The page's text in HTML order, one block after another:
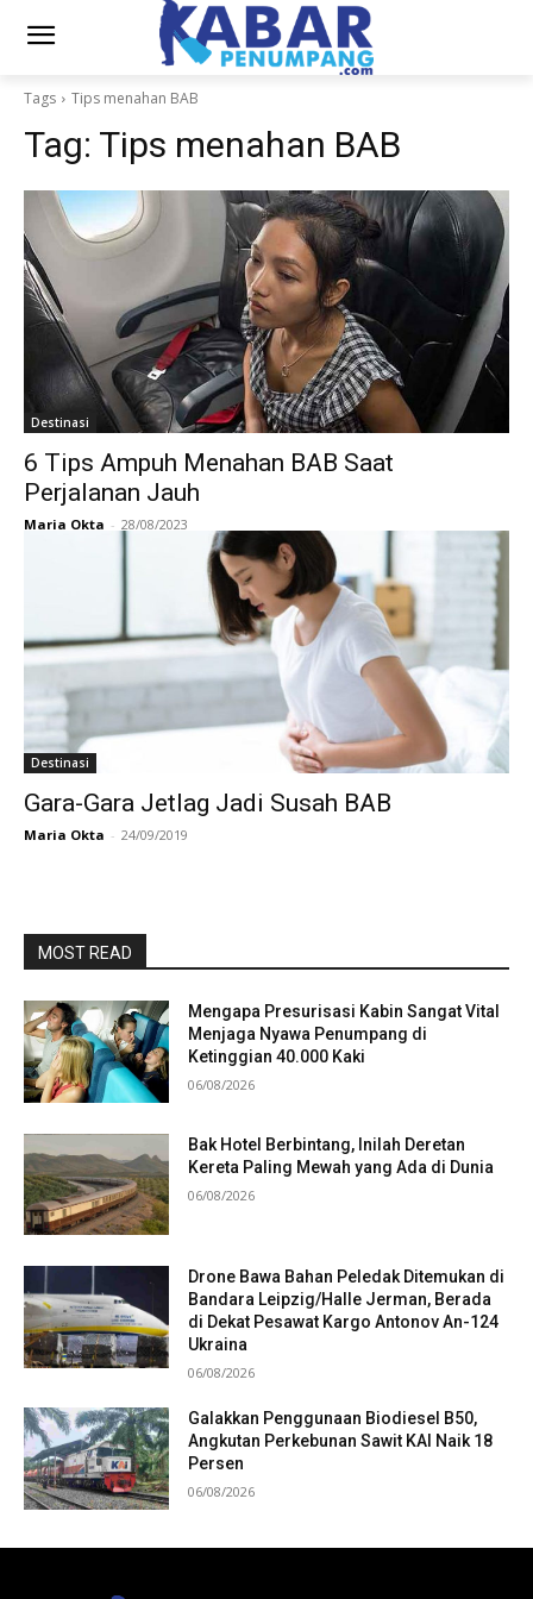
Tags Tips menahan BAB
Tag: Tips menahan BAB
Destinasi
6 Tips Ampuh Menahan BAB Saat
Perjalanan Jauh
Maria Okta - 28/08/2023
Destinasi
Gara-Gara Jetlag Jadi Susah BAB
Maria Okta - 24/09/2019
MOST READ
Mengapa Presurisasi Kabin Sangat Vital
Menjaga Nyawa Penumpang di
Ketinggian 40.000 Kaki
06/08/2026
Bak Hotel Berbintang, Inilah Deretan
Kereta Paling Mewah yang Ada di Dunia
06/08/2026
Drone Bawa Bahan Peledak Ditemukan di
Bandara Leipzig/Halle Jerman, Berada
di Dekat Pesawat Kargo Antonov An-124
Ukraina
06/08/2026
Galakkan Penggunaan Biodiesel B50,
Angkutan Perkebunan Sawit KAI Naik 18
Persen
06/08/2026